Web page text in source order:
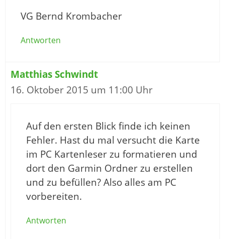
VG Bernd Krombacher
Antworten
Matthias Schwindt
16. Oktober 2015 um 11:00 Uhr
Auf den ersten Blick finde ich keinen
Fehler. Hast du mal versucht die Karte
im PC Kartenleser zu formatieren und
dort den Garmin Ordner zu erstellen
und zu befüllen? Also alles am PC
vorbereiten.
Antworten